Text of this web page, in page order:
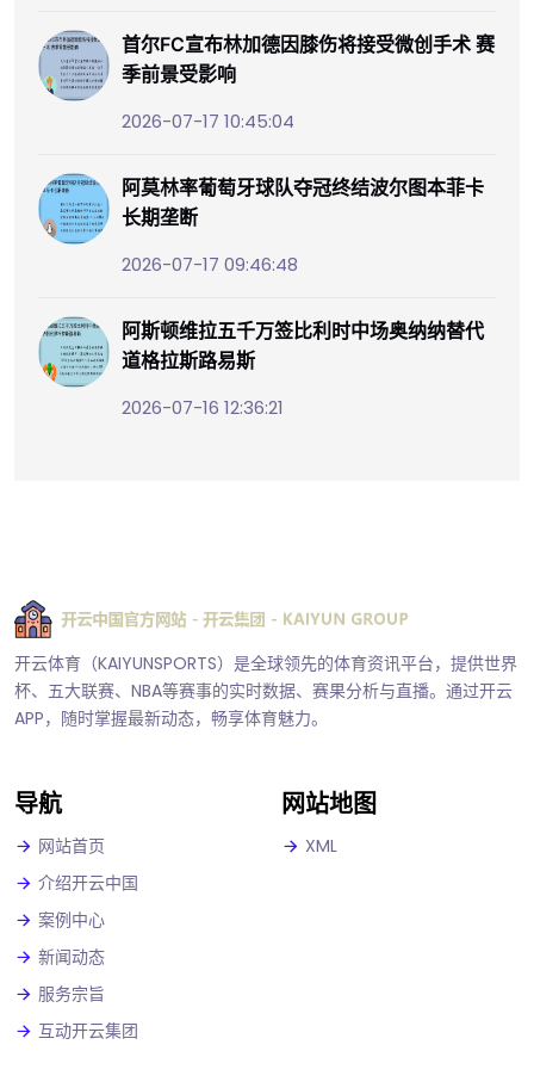
首尔FC宣布林加德因膝伤将接受微创手术 赛
季前景受影响
2026-07-17 10:45:04
阿莫林率葡萄牙球队夺冠终结波尔图本菲卡
长期垄断
2026-07-17 09:46:48
阿斯顿维拉五千万签比利时中场奥纳纳替代
道格拉斯路易斯
2026-07-16 12:36:21
开云体育（KAIYUNSPORTS）是全球领先的体育资讯平台，提供世界
杯、五大联赛、NBA等赛事的实时数据、赛果分析与直播。通过开云
APP，随时掌握最新动态，畅享体育魅力。
导航
网站首页
介绍开云中国
案例中心
新闻动态
服务宗旨
互动开云集团
网站地图
XML